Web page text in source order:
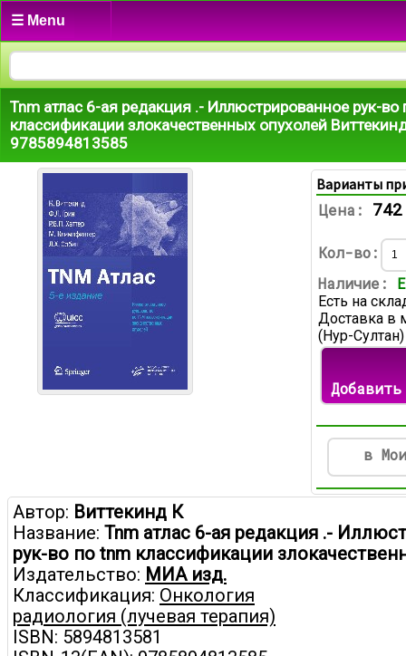
☰ Menu
Tnm атлас 6-ая редакция .- Иллюстрированное рук-во
классификации злокачественных опухолей
9785894813585
Варианты
Цена:
Кол-во:
Наличие:
Есть на
Доставка в
(Нур-
в
Автор: Виттекинд К
Название: Tnm атлас 6-ая редакция .-
рук-во по tnm классификации
Издательство: МИА изд.
Классификация: Онкология
радиология (лучевая терапия)
ISBN: 5894813581